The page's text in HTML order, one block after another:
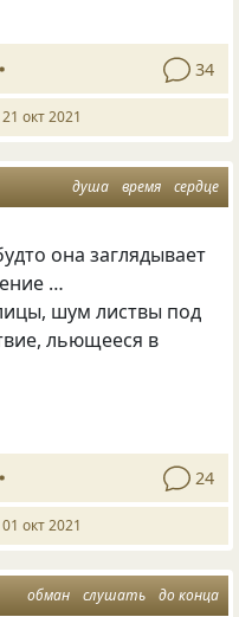
34
21 окт 2021
душа время сердце
она заглядывает
…
шум листвы под
льющееся в
24
01 окт 2021
обман слушать до конца